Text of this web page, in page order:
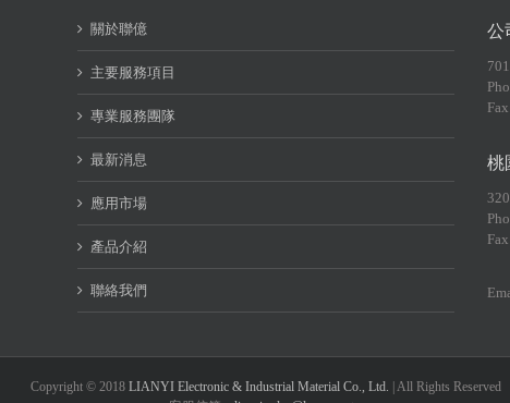
關於聯億
主要服務項目
專業服務團隊
最新消息
應用市場
產品介紹
聯絡我們
公
桃
Copyright © 2018 LIANYI Electronic & Industrial Material Co., Ltd. | All Rights Reserved